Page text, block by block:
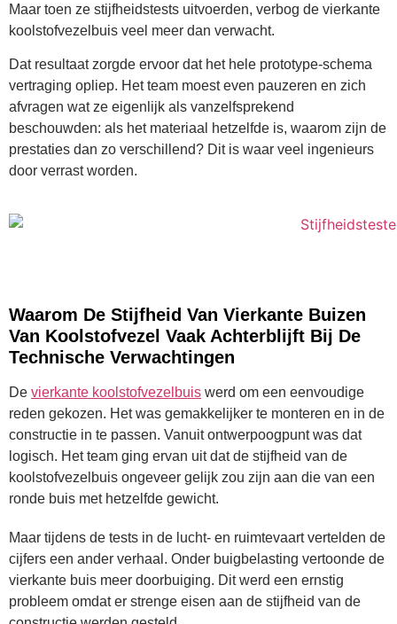
Maar toen ze stijfheidstests uitvoerden, verbog de vierkante
koolstofvezelbuis veel meer dan verwacht.
Dat resultaat zorgde ervoor dat het hele prototype-schema
vertraging opliep. Het team moest even pauzeren en zich
afvragen wat ze eigenlijk als vanzelfsprekend
beschouwden: als het materiaal hetzelfde is, waarom zijn de
prestaties dan zo verschillend? Dit is waar veel ingenieurs
door verrast worden.
Waarom De Stijfheid Van Vierkante Buizen
Van Koolstofvezel Vaak Achterblijft Bij De
Technische Verwachtingen
De vierkante koolstofvezelbuis werd om een eenvoudige
reden gekozen. Het was gemakkelijker te monteren en in de
constructie in te passen. Vanuit ontwerpoogpunt was dat
logisch. Het team ging ervan uit dat de stijfheid van de
koolstofvezelbuis ongeveer gelijk zou zijn aan die van een
ronde buis met hetzelfde gewicht.
Maar tijdens de tests in de lucht- en ruimtevaart vertelden de
cijfers een ander verhaal. Onder buigbelasting vertoonde de
vierkante buis meer doorbuiging. Dit werd een ernstig
probleem omdat er strenge eisen aan de stijfheid van de